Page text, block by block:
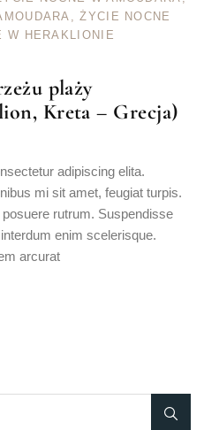
,ŻYCIE NOCNE
W HERAKLIONIE
plaży
Kreta – Grecja)
adipiscing elita.
mi sit amet, feugiat turpis.
rutrum. Suspendisse
enim scelerisque.
arcurat